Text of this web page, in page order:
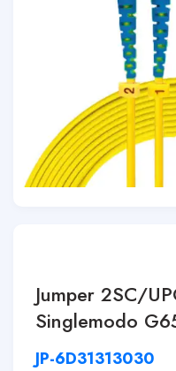
Jumper 2SC/
Singlemodo
JP-6D31313030